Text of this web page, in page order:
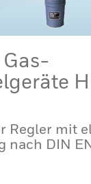
Regler mit
nach DIN